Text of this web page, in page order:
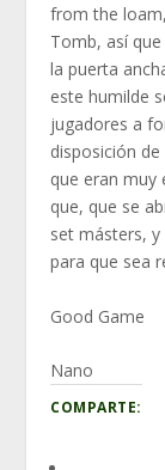
from the
Tomb, así
la puerta
este humilde
jugadores a
disposición
que eran muy
que, que se
set másters,
para que sea
Good Game
Nano
COMPARTE: